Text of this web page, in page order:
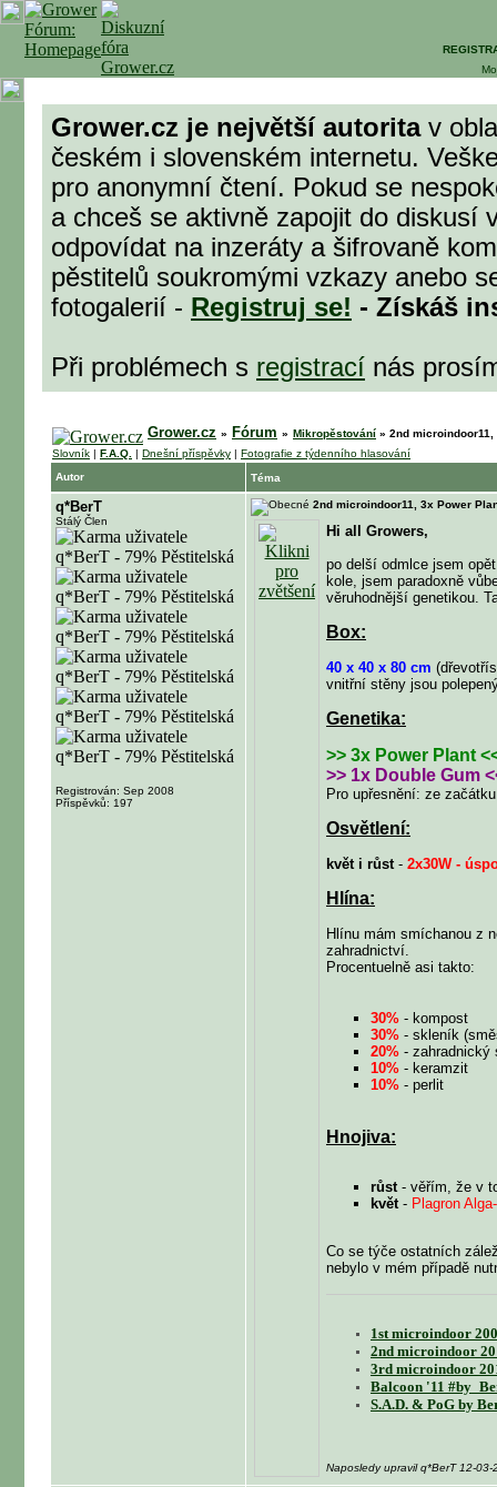
Grower.cz je největší autoritav
českém i slovenském internetu.
pro anonymní čtení. Pokud se
a chceš se aktivně zapojit do diskusí
odpovídat na inzeráty a šifrovaně
pěstitelů soukromými vzkazy anebo
fotogalerií - Registruj se! - Získáš
Při problémech s registrací nás
Grower.cz » Fórum » Mikropěstování » 2nd microindoor11,
Slovník | F.A.Q. | Dnešní příspěvky | Fotografie z týdenního hlasování
Autor
Téma
q*BerT
Stálý Člen
Registrován: Sep 2008
Příspěvků: 197
2nd microindoor11, 3x Power
Hi all Growers,
po delší odmlce jsem
kole, jsem paradoxně
věruhodnější genetikou.
Box:
40 x 40 x 80 cm
vnitřní stěny jsou
Genetika:
>> 3x Power Plant
>> 1x Double Gum
Pro upřesnění: ze
Osvětlení:
květ i růst- 2x30W -
Hlína:
Hlínu mám smíchanou z
zahradnictví.
Procentuelně asi takto:
30% - kompost
30% - skleník
20% - zahradnický
10% - keramzit
10% - perlit
Hnojiva:
růst- věřím, že v
květ- Plagron
Co se týče ostatních
nebylo v mém případě
1st microindoor
2nd microindoor
3rd microindoor
Balcoon '11
S.A.D. & PoG by
Naposledy upravil q*BerT 12-03-